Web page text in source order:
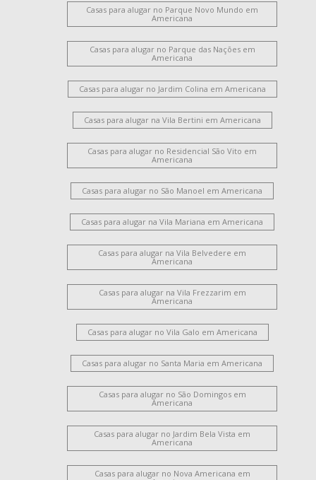
Casas para alugar no Parque Novo Mundo em
Americana
Casas para alugar no Parque das Nações em
Americana
Casas para alugar no Jardim Colina em Americana
Casas para alugar na Vila Bertini em Americana
Casas para alugar no Residencial São Vito em
Americana
Casas para alugar no São Manoel em Americana
Casas para alugar na Vila Mariana em Americana
Casas para alugar na Vila Belvedere em
Americana
Casas para alugar na Vila Frezzarim em
Americana
Casas para alugar no Vila Galo em Americana
Casas para alugar no Santa Maria em Americana
Casas para alugar no São Domingos em
Americana
Casas para alugar no Jardim Bela Vista em
Americana
Casas para alugar no Nova Americana em